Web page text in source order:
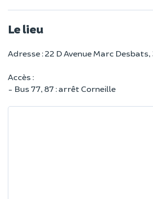
Le lieu
Adresse : 22 D Avenue Marc
Accès :
- Bus 77, 87 : arrêt Corneille